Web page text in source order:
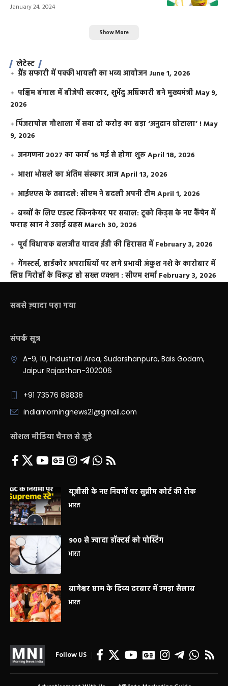
January 24, 2024
Show More
लेटेस्ट
ग्रैंड सफारी में पक्की भायली का भव्य आयोजन June 1, 2026
पश्चिम बंगाल में बीजेपी सरकार, शुभेंदु अधिकारी बने मुख्यमंत्रीMay 9,
2026
​पिंजरापोल गौशाला में सवा दो करोड़ का बड़ा ‘अनुदान घोटाला’ !May
9, 2026
जनगणना 2027 का कार्य 16 मई से होगा शुरूApril 18, 2026
आशा भोसले का अंतिम संस्कार आजApril 13, 2026
आईएएस के तबादले: सीएम ने बदली अपनी टीमApril 1, 2026
बच्चों के लिए एडल्ट स्किनकेयर पर सवाल: टूको किड्स के नए कैंपेन में
फराह खान ने उठाई बहसMarch 30, 2026
पूर्व विधायक बलजीत यादव ईडी की हिरासत में February 3, 2026
गैंगस्टर्स, हार्डकोर अपराधियों पर लगे प्रभावी अंकुश नशे के कारोबार में
लिप्त गिरोहों के विरूद्ध हो सख्त एक्शन : सीएम शर्मा February 3, 2026
सबसे ज़्यादा पढ़ा गया
संपर्क सूत्र
A-9, 10, Industrial Area, Sudarshanpura, Bais Godam,
Jaipur Rajasthan-302006
+91 73576 89838
indiamorningnews21@gmail.com
सोशल मीडिया चैनल से जुड़े
यूजीसी के नए नियमों पर सुप्रीम कोर्ट की रोक
भारत
900 से ज्यादा डॉक्टर्स को पोस्टिंग
भारत
बागेश्वर धाम के दिव्य दरबार में उमड़ा सैलाब
भारत
Follow US